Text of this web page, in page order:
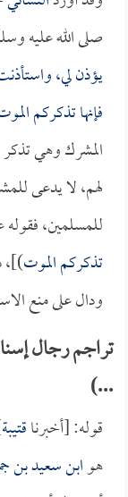
صلى الله عليه
يؤذن لي،
فإنها تذكركم
المشرك وهي تذكر
لهم، لا يدعى
للمسلمين،
تذكركم الموت)]،
ودال على منع
تراجم رجال
...)
قوله: [أخبرناقتيبة
هوابن سعيد بن